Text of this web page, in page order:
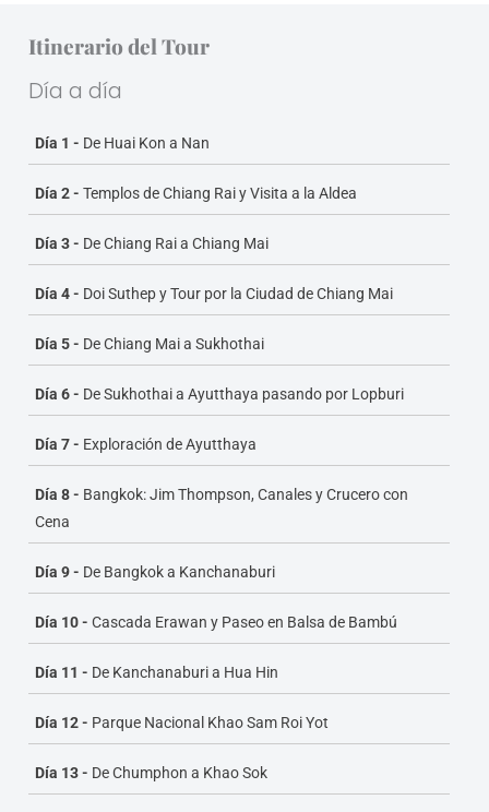
Cascada Erawan y el Parque Nacional Khao Sam Roi
Yot; y conecta con las tradiciones locales en aldeas
con elefantes hasta paseos en balsa de bambú y
cruceros con cena panorámicos, este recorrido
combina aventura, relajación y descubrimiento
cultural, mostrando lo mejor de Tailandia.
Itinerario del Tour
Día a día
Día 1 - De Huai Kon a Nan
Día 2 - Templos de Chiang Rai y Visita a la Aldea
Día 3 - De Chiang Rai a Chiang Mai
Día 4 - Doi Suthep y Tour por la Ciudad de Chiang Mai
Día 5 - De Chiang Mai a Sukhothai
Día 6 - De Sukhothai a Ayutthaya pasando por Lopburi
Día 7 - Exploración de Ayutthaya
Día 8 - Bangkok: Jim Thompson, Canales y Crucero con
Cena
Día 9 - De Bangkok a Kanchanaburi
Día 10 - Cascada Erawan y Paseo en Balsa de Bambú
Día 11 - De Kanchanaburi a Hua Hin
Día 12 - Parque Nacional Khao Sam Roi Yot
Día 13 - De Chumphon a Khao Sok